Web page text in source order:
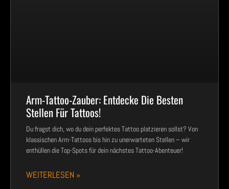
Arm-Tattoo-Zauber: Entdecke Die Besten
Stellen Für Tattoos!
Du fragst dich, wo du dein perfektes Tattoo platzieren sollst? Von
klassischen Arm-Tattoos bis hin zu unerwarteten Stellen – wir
enthüllen die Top-Spots für dein nächstes Tattoo-Abenteuer!
WEITERLESEN »